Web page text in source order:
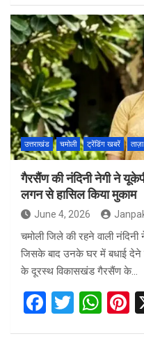
ce
b
o
o
k
tt
er
at
s
A
p
t
उत्तराखंड चमोली ट्रेंडिंग खबरें
गैरसैंण की नंदिनी नेगी ने
लगन से हासिल किया मुकाम
June 4, 2026
चमोली जिले की रहने वाली नंदिनी
जिसके बाद उनके घर में बधाई देने
के दूरस्थ विकासखंड गैरसैंण के…
F
T
W